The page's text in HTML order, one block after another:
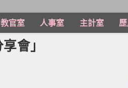
教官室 人事室 主計室
會」